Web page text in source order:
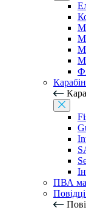
ПВА